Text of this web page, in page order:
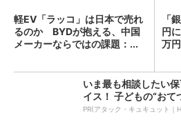
軽EV「ラッコ」は日本で売れ
るのか BYDが抱える、中国
メーカーならではの課題：...
「
円
万
いま最も相談したい
イス！ 子どもの“おて
PR(アタック・キュキュット｜